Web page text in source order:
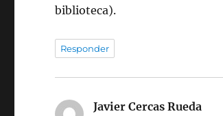
biblioteca).
Responder
Javier Cercas Rueda